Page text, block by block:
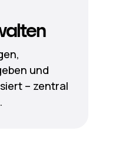
und
– zentral